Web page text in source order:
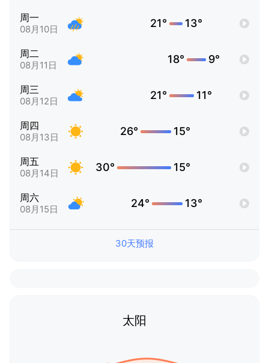
周一
08月10日 21° 13°
周二
08月11日 18° 9°
周三
08月12日 21° 11°
周四
08月13日 26° 15°
周五
08月14日 30° 15°
周六
08月15日 24° 13°
30天预报
太阳